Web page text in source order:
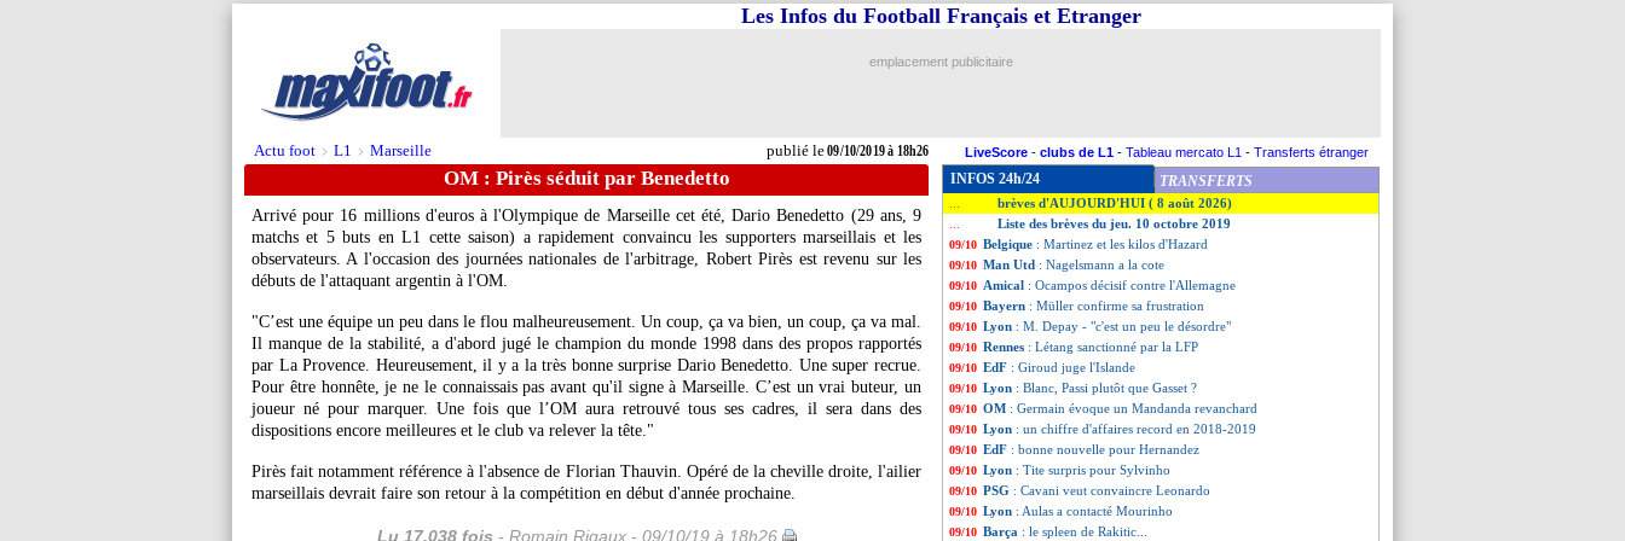
Actu foot > L1 > Marseille publié le09/10/2019 à 18h26
Les Infos du Football Français et Etranger
emplacement publicitaire
LiveScore - clubs de L1 - Tableau mercato L1 - Transferts étranger
OM : Pirès séduit par Benedetto
Arrivé pour 16 millions d'euros à l'Olympique de Marseille cet été, Dario Benedetto (29 ans, 9
matchs et 5 buts en L1 cette saison) a rapidement convaincu les supporters marseillais et les
observateurs. A l'occasion des journées nationales de l'arbitrage, Robert Pirès est revenu sur les
débuts de l'attaquant argentin à l'OM.
"C’est une équipe un peu dans le flou malheureusement. Un coup, ça va bien, un coup, ça va mal.
Il manque de la stabilité, a d'abord jugé le champion du monde 1998 dans des propos rapportés
par La Provence. Heureusement, il y a la très bonne surprise Dario Benedetto. Une super recrue.
Pour être honnête, je ne le connaissais pas avant qu'il signe à Marseille. C’est un vrai buteur, un
joueur né pour marquer. Une fois que l’OM aura retrouvé tous ses cadres, il sera dans des
dispositions encore meilleures et le club va relever la tête."
Pirès fait notamment référence à l'absence de Florian Thauvin. Opéré de la cheville droite, l'ailier
marseillais devrait faire son retour à la compétition en début d'année prochaine.
Lu 17.038 fois - Romain Rigaux - 09/10/19 à 18h26
INFOS 24h/24 TRANSFERTS
brèves d'AUJOURD'HUI ( 8 août 2026)
Liste des brèves du jeu. 10 octobre 2019
09/10 Belgique : Martinez et les kilos d'Hazard
09/10 Man Utd : Nagelsmann a la cote
09/10 Amical : Ocampos décisif contre l'Allemagne
09/10 Bayern : Müller confirme sa frustration
09/10 Lyon : M. Depay - "c'est un peu le désordre"
09/10 Rennes : Létang sanctionné par la LFP
09/10 EdF : Giroud juge l'Islande
09/10 Lyon : Blanc, Passi plutôt que Gasset ?
09/10 OM : Germain évoque un Mandanda revanchard
09/10 Lyon : un chiffre d'affaires record en 2018-2019
09/10 EdF : bonne nouvelle pour Hernandez
09/10 Lyon : Tite surpris pour Sylvinho
09/10 PSG : Cavani veut convaincre Leonardo
09/10 Lyon : Aulas a contacté Mourinho
09/10 Barça : le spleen de Rakitic...